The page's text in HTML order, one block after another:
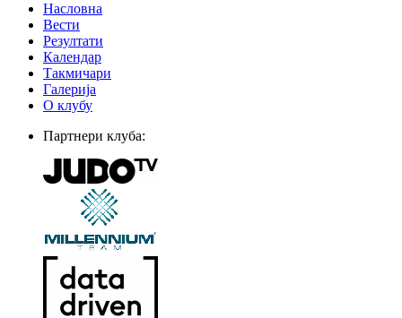
Насловна
Вести
Резултати
Календар
Такмичари
Галерија
О клубу
Партнери клуба: